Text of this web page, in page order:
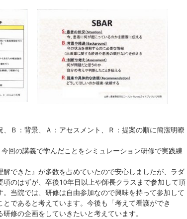
Ｂ：背景、Ａ：アセスメント、Ｒ：提案の順に簡潔明瞭
回の講義で学んだことをシミュレーション研修で実践練
できた』が多数を占めていたので安心しましたが、ラダ
のはずが、卒後10年目以上や師長クラスまで参加して頂
当院では、研修は自由参加なので興味を持って参加して
であると考えています。今後も「考えて看護ができ
修の企画をしていきたいと考えています。